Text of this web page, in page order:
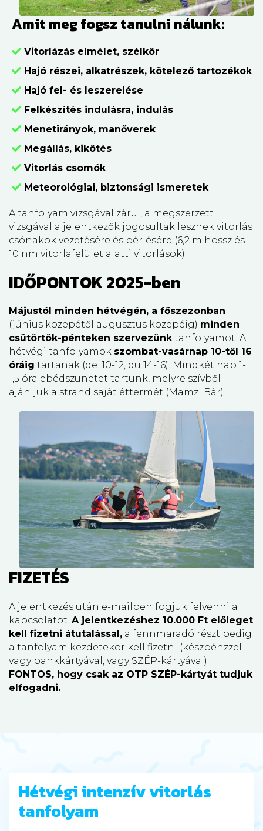
Amit meg fogsz tanulni nálunk:
Vitorlázás elmélet, szélkör
Hajó részei, alkatrészek, kötelező tartozékok
Hajó fel- és leszerelése
Felkészítés indulásra, indulás
Menetirányok, manőverek
Megállás, kikötés
Vitorlás csomók
Meteorológiai, biztonsági ismeretek
A tanfolyam vizsgával zárul, a megszerzett
vizsgával a jelentkezők jogosultak lesznek vitorlás
csónakok vezetésére és bérlésére (6,2 m hossz és
10 nm vitorlafelület alatti vitorlások).
IDŐPONTOK 2025-ben
Májustól minden hétvégén, a főszezonban
(június közepétől augusztus közepéig) minden
csütörtök-pénteken szervezünktanfolyamot. A
hétvégi tanfolyamok szombat-vasárnap 10-től 16
óráig tartanak (de. 10-12, du 14-16). Mindkét nap 1-
1,5 óra ebédszünetet tartunk, melyre szívből
ajánljuk a strand saját éttermét (Mamzi Bár).
FIZETÉS
A jelentkezés után e-mailben fogjuk felvenni a
kapcsolatot. A jelentkezéshez 10.000 Ft előleget
kell fizetni átutalással, a fennmaradó részt pedig
a tanfolyam kezdetekor kell fizetni (készpénzzel
vagy bankkártyával, vagy SZÉP-kártyával).
FONTOS, hogy csak az OTP SZÉP-kártyát tudjuk
elfogadni.
Hétvégi intenzív vitorlás
tanfolyam